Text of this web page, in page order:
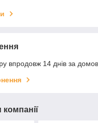
впродовж 14 днів за
компанії